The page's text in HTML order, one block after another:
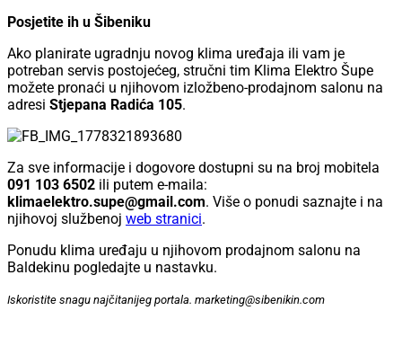
Posjetite ih u Šibeniku
Ako planirate ugradnju novog klima uređaja ili vam je
potreban servis postojećeg, stručni tim Klima Elektro Šupe
možete pronaći u njihovom izložbeno-prodajnom salonu na
adresi Stjepana Radića 105.
Za sve informacije i dogovore dostupni su na broj mobitela
091 103 6502 ili putem e-maila:
klimaelektro.supe@gmail.com. Više o ponudi saznajte i na
njihovoj službenoj web stranici.
Ponudu klima uređaju u njihovom prodajnom salonu na
Baldekinu pogledajte u nastavku.
Iskoristite snagu najčitanijeg portala. marketing@sibenikin.com